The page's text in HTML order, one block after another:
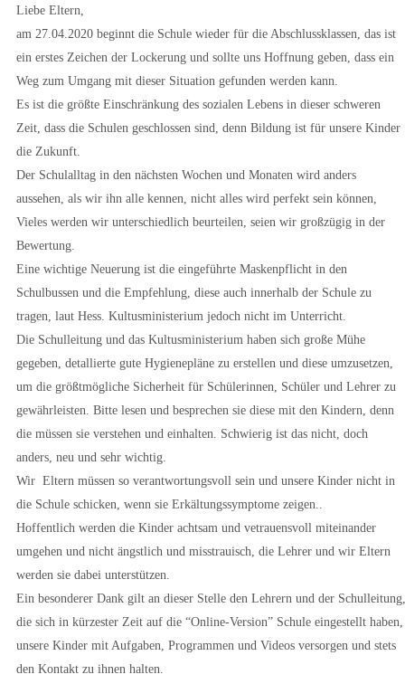
Liebe Eltern,
am 27.04.2020 beginnt die Schule wieder für die Abschlussklassen, das ist
ein erstes Zeichen der Lockerung und sollte uns Hoffnung geben, dass ein
Weg zum Umgang mit dieser Situation gefunden werden kann.
Es ist die größte Einschränkung des sozialen Lebens in dieser schweren
Zeit, dass die Schulen geschlossen sind, denn Bildung ist für unsere Kinder
die Zukunft.
Der Schulalltag in den nächsten Wochen und Monaten wird anders
aussehen, als wir ihn alle kennen, nicht alles wird perfekt sein können,
Vieles werden wir unterschiedlich beurteilen, seien wir großzügig in der
Bewertung.
Eine wichtige Neuerung ist die eingeführte Maskenpflicht in den
Schulbussen und die Empfehlung, diese auch innerhalb der Schule zu
tragen, laut Hess. Kultusministerium jedoch nicht im Unterricht.
Die Schulleitung und das Kultusministerium haben sich große Mühe
gegeben, detallierte gute Hygienepläne zu erstellen und diese umzusetzen,
um die größtmögliche Sicherheit für Schülerinnen, Schüler und Lehrer zu
gewährleisten. Bitte lesen und besprechen sie diese mit den Kindern, denn
die müssen sie verstehen und einhalten. Schwierig ist das nicht, doch
anders, neu und sehr wichtig.
Wir Eltern müssen so verantwortungsvoll sein und unsere Kinder nicht in
die Schule schicken, wenn sie Erkältungssymptome zeigen..
Hoffentlich werden die Kinder achtsam und vetrauensvoll miteinander
umgehen und nicht ängstlich und misstrauisch, die Lehrer und wir Eltern
werden sie dabei unterstützen.
Ein besonderer Dank gilt an dieser Stelle den Lehrern und der Schulleitung,
die sich in kürzester Zeit auf die “Online-Version” Schule eingestellt haben,
unsere Kinder mit Aufgaben, Programmen und Videos versorgen und stets
den Kontakt zu ihnen halten.